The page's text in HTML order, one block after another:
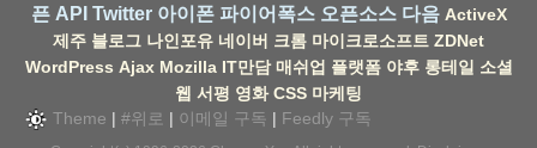
픈 API Twitter 아이폰 파이어폭스 오픈소스 다음 ActiveX
제주 블로그 나인포유 네이버 크롬 마이크로소프트 ZDNet
WordPress Ajax Mozilla IT만담 매쉬업 플랫폼 야후 롱테일 소셜
웹 서평 영화 CSS 마케팅
Theme | #위로 | 이메일 구독 | Feedly 구독